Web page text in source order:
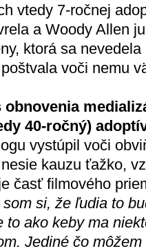
vtedy 7-ročnej
a Woody Allen
ktorá sa
voči nemu
40-ročný)
vystúpil voči
kauzu ťažko,
časť filmového
som si, že ľudia to
to ako keby ma
Jediné čo